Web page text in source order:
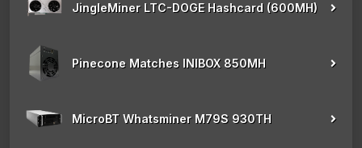
JingleMiner LTC-DOGE Hashcard (600MH)
Pinecone Matches INIBOX 850MH
MicroBT Whatsminer M79S 930TH